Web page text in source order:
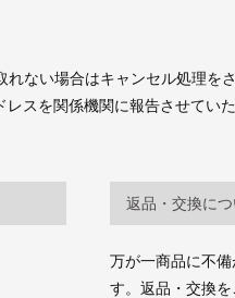
ない場合はキャンセル処理を
スを関係機関に報告させていた
返品・交換につ
万が一商品に不
す。返品・交換